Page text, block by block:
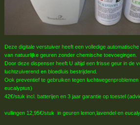
Deze digitale verstuiver heeft een volledige
van natuurlijke geuren zonder chemische toevoegingen.
Door deze dispenser heeft U altijd een frisse geur in de
luchtzuiverend en bloedluis bestrijdend.
Ook preventief te gebruiken tegen
eucalyptus)
42€/stuk incl. batterijen en 3 jaar garantie op toestel
vullingen 12,95€/stuk in geuren lemon,lavendel en